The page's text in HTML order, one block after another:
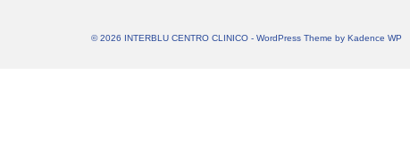
© 2026 INTERBLU CENTRO CLINICO - WordPress Theme by Kadence WP